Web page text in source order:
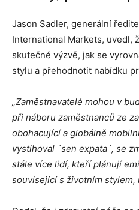
Jason Sadler, generální
International Markets, uvedl,
skutečné výzvě, jak se
stylu a přehodnotit nabídku
„Zaměstnavatelé mohou v
při náboru zaměstnanců ze
obohacující a globálně
vystihoval ´sen expata´, se
stále více lidí, kteří plánují
související s životním stylem,